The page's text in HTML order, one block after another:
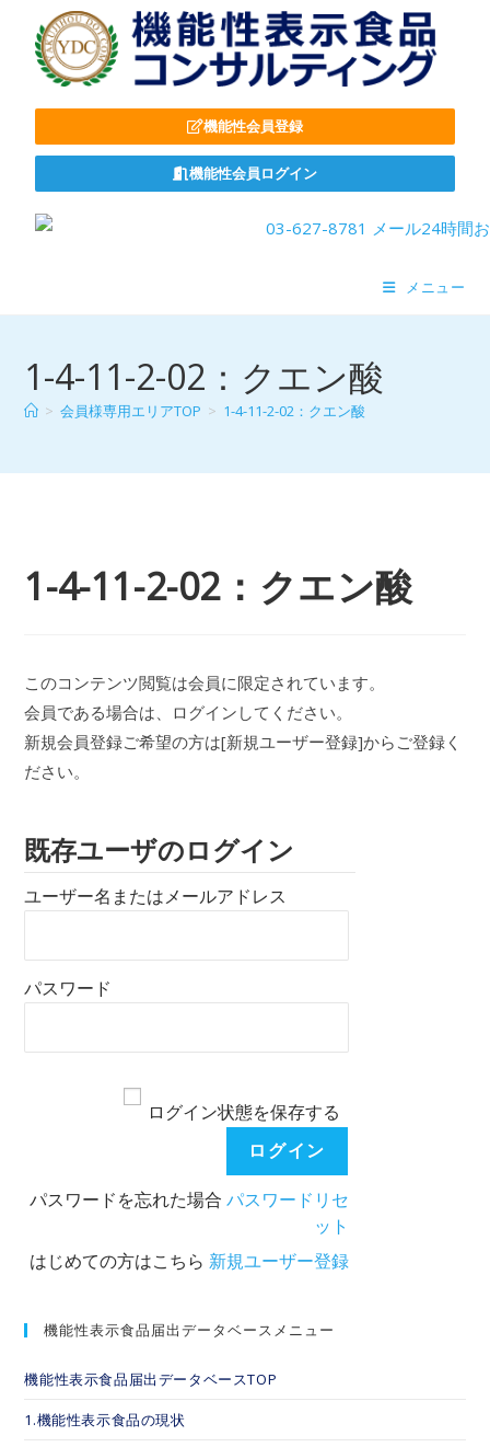
機能性会員登録
機能性会員ログイン
メニュー
1-4-11-2-02：クエン酸
> 会員様専用エリアTOP > 1-4-11-2-02：クエン酸
1-4-11-2-02：クエン酸
このコンテンツ閲覧は会員に限定されています。
会員である場合は、ログインしてください。
新規会員登録ご希望の方は[新規ユーザー登録]からご登録く
ださい。
既存ユーザのログイン
ユーザー名またはメールアドレス
パスワード
ログイン状態を保存する
パスワードを忘れた場合 パスワードリセ
ット
はじめての方はこちら 新規ユーザー登録
機能性表示食品届出データベースメニュー
機能性表示食品届出データベースTOP
1.機能性表示食品の現状